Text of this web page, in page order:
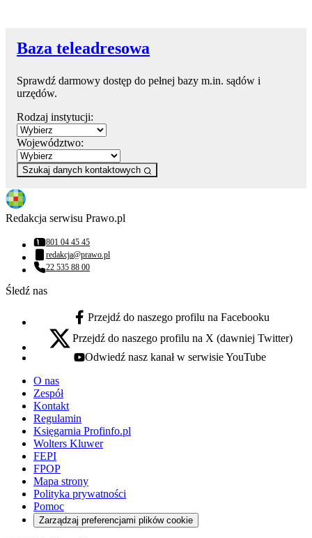
Baza teleadresowa
Sprawdź darmowy dostęp do pełnej bazy m.in. sądów i
urzędów.
Rodzaj instytucji:
Województwo:
Szukaj danych kontaktowych
Redakcja serwisu Prawo.pl
Numer telefonu:
801 04 45 45
Adres email:
redakcja@prawo.pl
Numer telefonu:
22 535 88 00
Śledź nas
facebook - otwiera się w nowej karcie
Przejdź do naszego profilu na Facebooku
x - otwiera się w nowej karcie
Przejdź do naszego profilu na X (dawniej Twitter)
youtube - otwiera się w nowej karcie
Odwiedź nasz kanał w serwisie YouTube
O nas
Zespół
Kontakt
Regulamin
Księgarnia Profinfo.pl
Wolters Kluwer
FEPI
FPOP
Mapa strony
Polityka prywatności
Pomoc
Zarządzaj preferencjami plików cookie